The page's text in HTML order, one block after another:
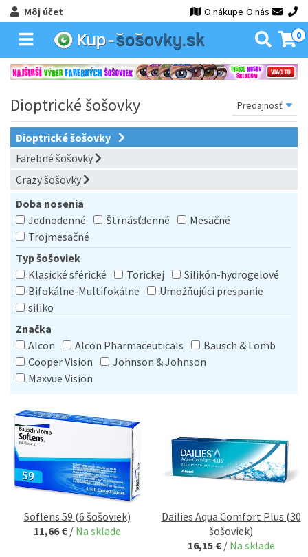
Môj účet O nákupe O nás
0
Dioptrické šošovky
Dioptrické šošovky
Farebné šošovky
Crazy šošovky
Doba nosenia
Jednodenné
Štrnásťdenné
Mesačné
Trojmesačné
Typ šošoviek
Klasické sférické
Torickej
Silikón-hydrogelové
Bifokálne-Multifokálne
Umožňujúci prespanie
siliko
Značka
Alcon
Alcon Pharmaceuticals
Bausch & Lomb
Cooper Vision
Johnson & Johnson
Maxvue Vision
Soflens 59 (6 šošoviek)
11,66 € / Na sklade
Dailies Aqua Comfort Plus (30
šošoviek)
16,15 € / Na sklade